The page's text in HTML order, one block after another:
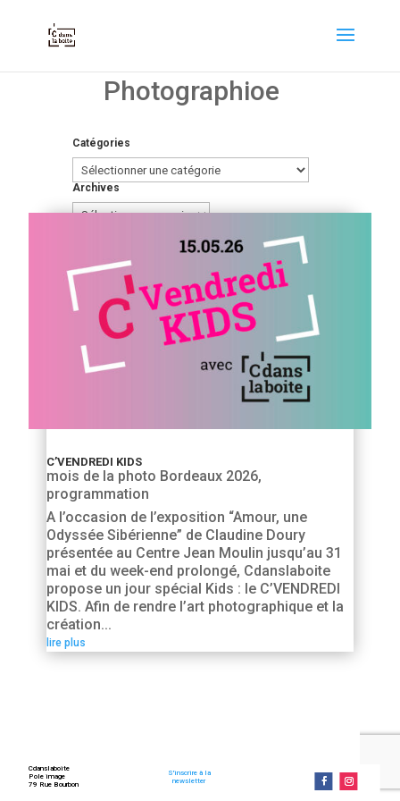
Photographioe
Catégories
Catégories
Archives
Archives
C’VENDREDI KIDS
mois de la photo Bordeaux 2026,
programmation
A l’occasion de l’exposition “Amour, une
Odyssée Sibérienne” de Claudine Doury
présentée au Centre Jean Moulin jusqu’au 31
mai et du week-end prolongé, Cdanslaboite
propose un jour spécial Kids : le C’VENDREDI
KIDS. Afin de rendre l’art photographique et la
création...
lire plus
Cdanslaboite
Pole image
79 Rue Bourbon
S'inscrire à la
newsletter